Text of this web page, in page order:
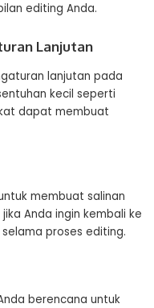
editing Anda.
Lanjutan
lanjutan pada
kecil seperti
dapat membuat
membuat salinan
Anda ingin kembali ke
proses editing.
berencana untuk